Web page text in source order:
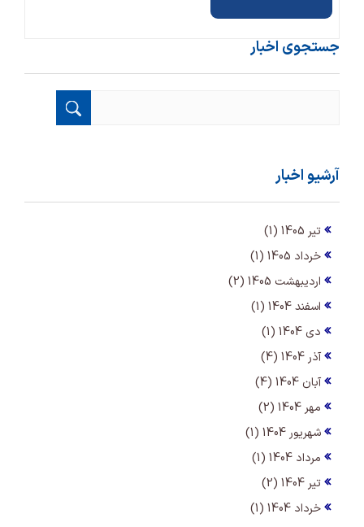
جستجوی اخبار
آرشیو اخبار
تیر 1405 (1)
خرداد 1405 (1)
اردیبهشت 1405 (2)
اسفند 1404 (1)
دی 1404 (1)
آذر 1404 (4)
آبان 1404 (4)
مهر 1404 (2)
شهریور 1404 (1)
مرداد 1404 (1)
تیر 1404 (2)
خرداد 1404 (1)